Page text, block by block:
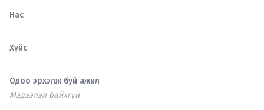
Нас
Хүйс
Одоо эрхэлж буй ажил
Мэдээлэл байхгүй